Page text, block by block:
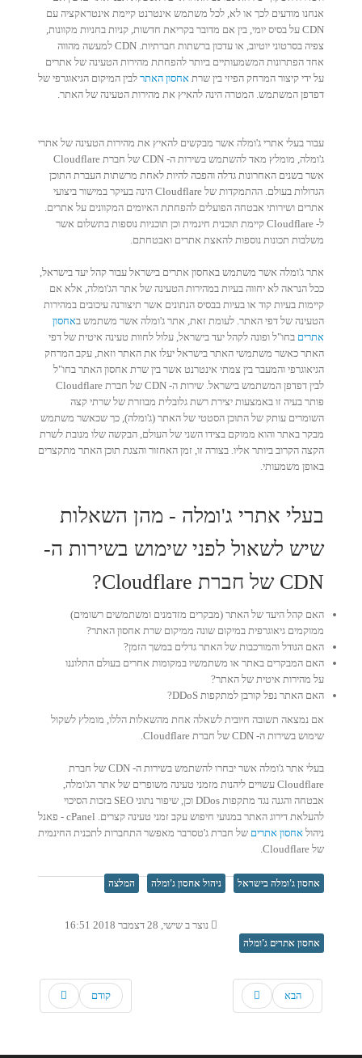
אנחנו מודעים לכך או לא, לכל משתמש אינטרנט קיימת אינטראקציה עם
CDN על בסיס יומי, בין אם מדובר בקריאת חדשות, קניות בחניות מקוונות,
צפיה בסרטוני יוטיוב, או עדכון ברשתות חברתיות. CDN למעשה מהווה
אחד הפתרונות המשמעותיים ביותר להפחתת מהירות הטעינה של אתרים
על ידי קיצור המרחק הפיזי בין שרת אחסון האתרלבין המיקום הגיאוגרפי של
דפדפן המשתמש. המטרה הינה להאיץ את מהירות הטעינה של האתר.
עבור בעלי אתרי ג'ומלה אשר מבקשים להאיץ את מהירות הטעינה של אתרי
ג'ומלה, מומלץ מאד להשתמש בשירות ה- CDN של חברת Cloudflare
אשר בשנים האחרונות גדלה והפכה להיות לאחת מרשתות העברת התוכן
הגדולות בעולם. ההתמקדות של Cloudflare הינה בעיקר במישור ביצועי
אתרים ושירותי אבטחה הפועלים להפחתת האיומים המקוונים על אתרים.
ל- Cloudflare קיימת תוכנית חינמית וכן תוכניות נוספות בתשלום אשר
משלבות תכונות נוספות להאצת אתרים ואבטחתם.
אתר ג'ומלה אשר משתמש באחסון אתרים בישראל עבור קהל יעד בישראל,
ככל הנראה לא יחווה בעיות במהירות הטעינה של אתר הג'ומלה, אלא אם
קיימות בעיות קוד או בעיות בבסיס הנתונים אשר תיצורנה עיכובים במהירות
הטעינה של דפי האתר. לעומת זאת, אתר ג'ומלה אשר משתמש באחסון
אתרים בחו"ל ופונה לקהל יעד בישראל, עלול לחוות טעינה איטית של דפי
האתר כאשר משתמשי האתר בישראל יעלו את האתר וזאת, עקב המרחק
הגיאוגרפי והמעבר בין צמתי אינטרנט אשר בין שרת אחסון האתר בחו"ל
לבין דפדפן המשתמש בישראל. שירות ה- CDN של חברת Cloudflare
פותר בעיה זו באמצעות יצירת רשת גלובלית מבוזרת של שרתי קצה
השומרים עותק של התוכן הסטטי של האתר (ג'ומלה), כך שכאשר משתמש
מבקר באתר והוא ממוקם בצידו השני של העולם, הבקשה שלו מנובת לשרת
הקצה הקרוב ביותר אליו. בצורה זו, זמן האחזור והצגת תוכן האתר מתקצרים
באופן משמעותי.
בעלי אתרי ג'ומלה - מהן השאלות
שיש לשאול לפני שימוש בשירות ה-
CDN של חברת Cloudflare?
האם קהל היעד של האתר (מבקרים מזדמנים ומשתמשים רשומים)
ממוקמים גיאוגרפית במיקום שונה ממיקום שרת אחסון האתר?
האם הגודל והמורכבות של האתר גדלים במשך הזמן?
האם המבקרים באתר או משתמשיו במקומות אחרים בעולם התלוננו
על מהירות איטית של האתר?
האם האתר נפל קורבן למתקפות DDoS?
אם נמצאה תשובה חיובית לשאלה אחת מהשאלות הללו, מומלץ לשקול
שימוש בשירות ה- CDN של חברת Cloudflare.
בעלי אתר ג'ומלה אשר יבחרו להשתמש בשירות ה- CDN של חברת
Cloudflare עשויים ליהנות מזמני טעינה משופרים של אתר הג'ומלה,
אבטחה והגנה נגד מתקפות DDos וכן, שיפור נתוני SEO בזכות הסיכוי
להעלאת דירוג האתר במנועי חיפוש עקב זמני טעינה קצרים. cPanel - פאנל
ניהול אחסון אתרים של חברת ג'טסרבר מאפשר התחברות לתכנית החינמית
של Cloudflare.
אחסון ג'ומלה בישראל ניהול אחסון ג'ומלה המלצה
אחסון אתרים ג'ומלה
נוצר ב שישי, 28 דצמבר 2018 16:51
קודם הבא